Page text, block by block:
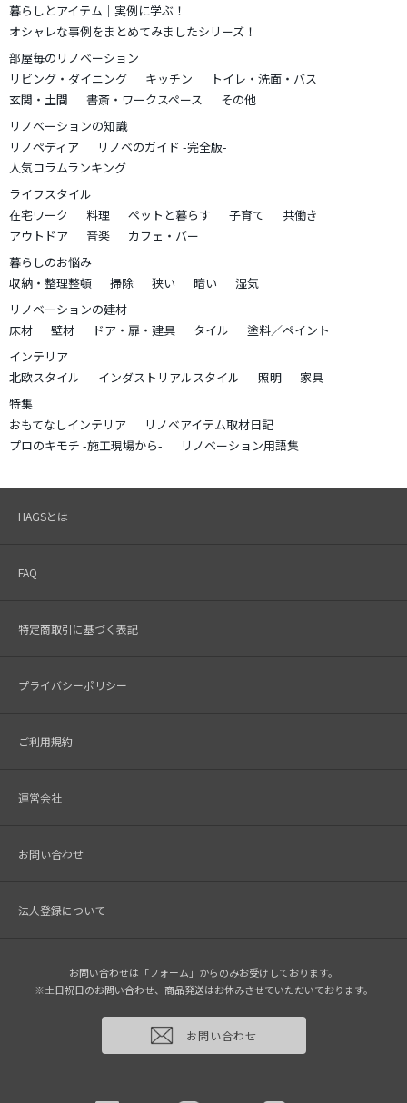
暮らしとアイテム｜実例に学ぶ！
オシャレな事例をまとめてみましたシリーズ！
部屋毎のリノベーション
リビング・ダイニング
キッチン
トイレ・洗面・バス
玄関・土間
書斎・ワークスペース
その他
リノベーションの知識
リノペディア
リノベのガイド -完全版-
人気コラムランキング
ライフスタイル
在宅ワーク
料理 ペットと暮らす 子育て
共働き
アウトドア
音楽
カフェ・バー
暮らしのお悩み
収納・整理整頓
掃除 狭い 暗い
湿気
リノベーションの建材
床材
壁材 ドア・扉・建具 タイル
塗料／ペイント
インテリア
北欧スタイル
インダストリアルスタイル 照明
家具
特集
おもてなしインテリア
リノベアイテム取材日記
プロのキモチ -施工現場から-
リノベーション用語集
HAGSとは
FAQ
特定商取引に基づく表記
プライバシーポリシー
ご利用規約
運営会社
お問い合わせ
法人登録について
お問い合わせは「フォーム」からのみお受けしております。
※土日祝日のお問い合わせ、商品発送はお休みさせていただいております。
お問い合わせ